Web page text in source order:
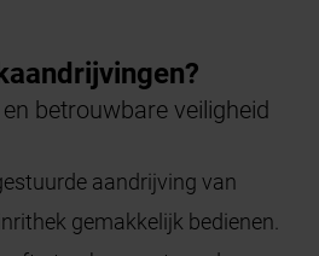
betrouwbare veiligheid
aandrijving van
gemakkelijk bedienen.